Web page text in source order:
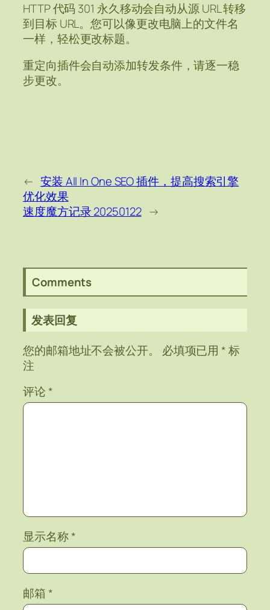
HTTP 代码 301 永久移动会自动从源 URL 转移
到目标 URL。您可以像更改电脑上的文件名
一样，轻松更改标题。
重定向插件会自动添加转发条件，请逐一稳
步更改。
← 安装 All In One SEO 插件，提高搜索引擎
优化效果
速度魔方记录 20250122 →
Comments
发表回复
您的邮箱地址不会被公开。
必填项已用*标
注
评论*
显示名称*
邮箱*